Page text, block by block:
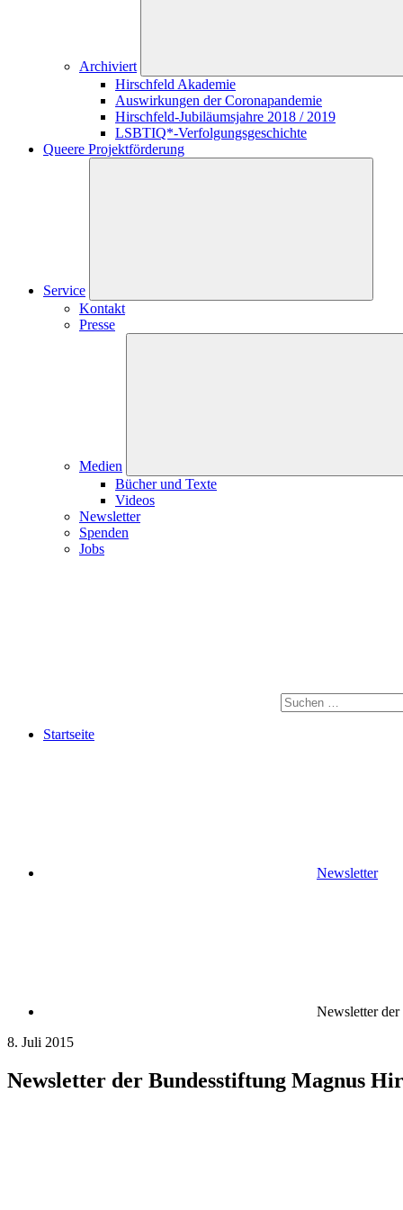
Archiviert
Hirschfeld Akademie
Auswirkungen der Coronapandemie
Hirschfeld-Jubiläumsjahre 2018 / 2019
LSBTIQ*-Verfolgungsgeschichte
Queere Projektförderung
Service
Kontakt
Presse
Medien
Bücher und Texte
Videos
Newsletter
Spenden
Jobs
Startseite
Newsletter
Newsletter
8. Juli 2015
Newsletter der Bundesstiftung Magnus